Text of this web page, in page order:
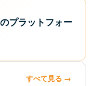
プラットフォー
すべて見る →